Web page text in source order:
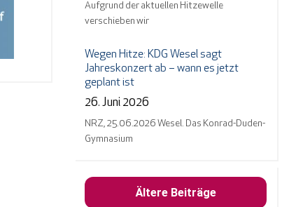
Aufgrund der aktuellen Hitzewelle
verschieben wir
Wegen Hitze: KDG Wesel sagt
Jahreskonzert ab – wann es jetzt
geplant ist
26. Juni 2026
NRZ, 25.06.2026 Wesel. Das Konrad-Duden-
Gymnasium
Ältere Beiträge